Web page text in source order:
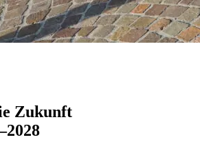
Zukunft